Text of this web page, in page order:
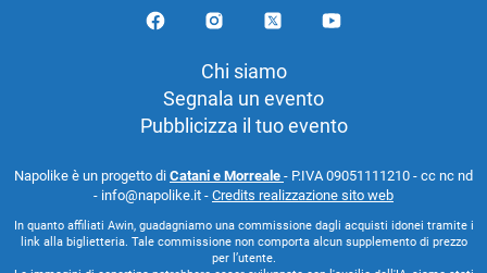
Chi siamo
Segnala un evento
Pubblicizza il tuo evento
Napolike è un progetto di Catani e Morreale - P.IVA 09051111210 - cc nc nd
- info@napolike.it - Credits realizzazione sito web
In quanto affiliati Awin, guadagniamo una commissione dagli acquisti idonei tramite i
link alla biglietteria. Tale commissione non comporta alcun supplemento di prezzo
per l’utente.